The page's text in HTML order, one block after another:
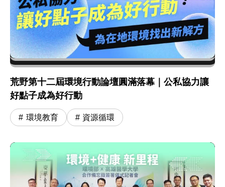
荒野第十二屆環境行動論壇圓滿落幕｜公私協力讓
好點子成為好行動
環境教育 資源循環